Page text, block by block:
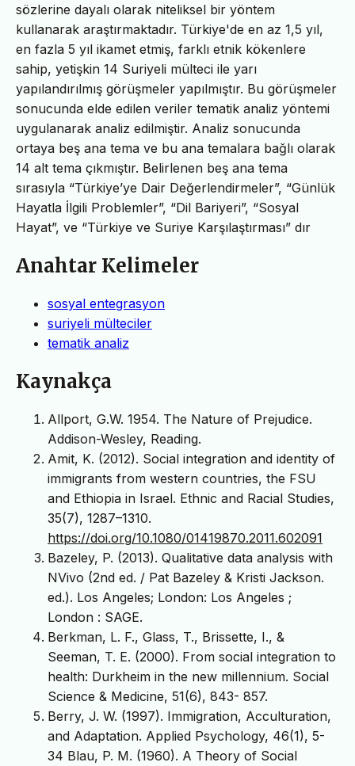
sözlerine dayalı olarak niteliksel bir yöntem
kullanarak araştırmaktadır. Türkiye'de en az 1,5 yıl,
en fazla 5 yıl ikamet etmiş, farklı etnik kökenlere
sahip, yetişkin 14 Suriyeli mülteci ile yarı
yapılandırılmış görüşmeler yapılmıştır. Bu görüşmeler
sonucunda elde edilen veriler tematik analiz yöntemi
uygulanarak analiz edilmiştir. Analiz sonucunda
ortaya beş ana tema ve bu ana temalara bağlı olarak
14 alt tema çıkmıştır. Belirlenen beş ana tema
sırasıyla “Türkiye’ye Dair Değerlendirmeler”, “Günlük
Hayatla İlgili Problemler”, “Dil Bariyeri”, “Sosyal
Hayat”, ve “Türkiye ve Suriye Karşılaştırması” dır
Anahtar Kelimeler
sosyal entegrasyon
suriyeli mülteciler
tematik analiz
Kaynakça
Allport, G.W. 1954. The Nature of Prejudice.
Addison-Wesley, Reading.
Amit, K. (2012). Social integration and identity of
immigrants from western countries, the FSU
and Ethiopia in Israel. Ethnic and Racial Studies,
35(7), 1287–1310.
https://doi.org/10.1080/01419870.2011.602091
Bazeley, P. (2013). Qualitative data analysis with
NVivo (2nd ed. / Pat Bazeley & Kristi Jackson.
ed.). Los Angeles; London: Los Angeles ;
London : SAGE.
Berkman, L. F., Glass, T., Brissette, I., &
Seeman, T. E. (2000). From social integration to
health: Durkheim in the new millennium. Social
Science & Medicine, 51(6), 843- 857.
Berry, J. W. (1997). Immigration, Acculturation,
and Adaptation. Applied Psychology, 46(1), 5-
34 Blau, P. M. (1960). A Theory of Social